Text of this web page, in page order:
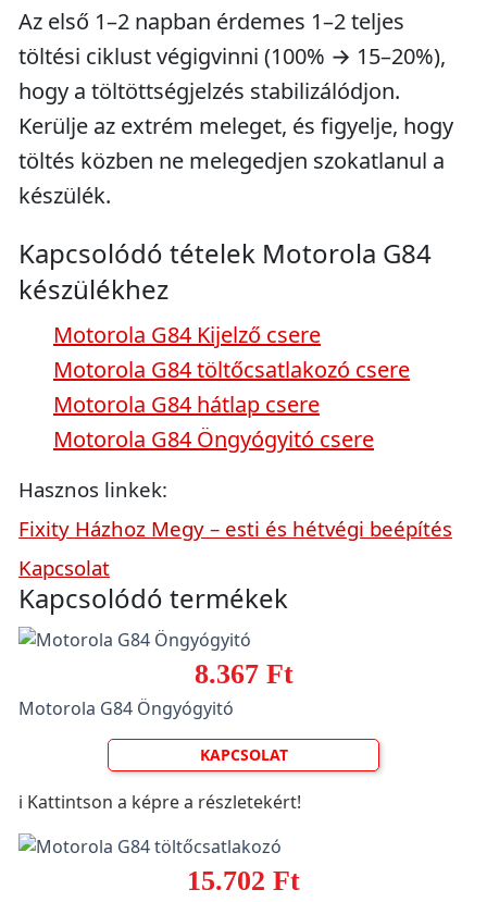
Az első 1–2 napban érdemes 1–2 teljes
töltési ciklust végigvinni (100% → 15–20%),
hogy a töltöttségjelzés stabilizálódjon.
Kerülje az extrém meleget, és figyelje, hogy
töltés közben ne melegedjen szokatlanul a
készülék.
Kapcsolódó tételek Motorola G84
készülékhez
Motorola G84 Kijelző csere
Motorola G84 töltőcsatlakozó csere
Motorola G84 hátlap csere
Motorola G84 Öngyógyitó csere
Hasznos linkek:
Fixity Házhoz Megy – esti és hétvégi beépítés
Kapcsolat
Kapcsolódó termékek
8.367 Ft
Motorola G84 Öngyógyitó
KAPCSOLAT
ℹ️ Kattintson a képre a részletekért!
15.702 Ft